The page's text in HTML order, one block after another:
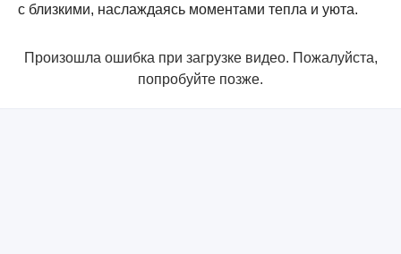
с близкими, наслаждаясь моментами тепла и уюта.
Произошла ошибка при загрузке видео. Пожалуйста,
попробуйте позже.